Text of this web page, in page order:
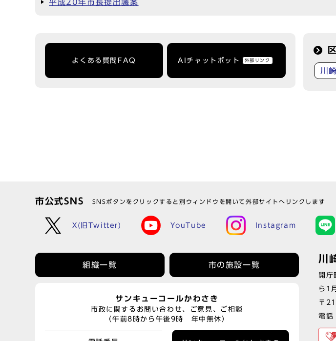
平成20年市長提出議案
よくある質問FAQ AIチャットボット 外部リンク
川
市公式SNS SNSボタンをクリックすると別ウィンドウを開いて外部サイトへリンクします
X(旧Twitter) YouTube Instagram
組織一覧 市の施設一覧
サンキューコールかわさき
市政に関するお問い合わせ、ご意見、ご相談
（午前8時から午後9時 年中無休）
川
開
ら1
〒
電話